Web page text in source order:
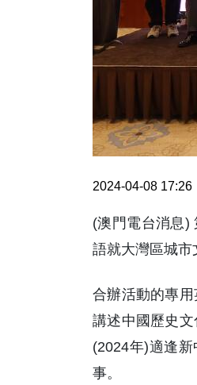
2024-04-08 17:26
(澳門電台消息)
語就大灣區城市
合辦活動的專
講述中國歷史
(2024年)適逢
事。